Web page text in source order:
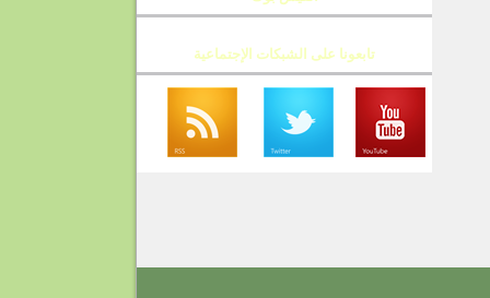
تابعونا على الشبكات الإجتماعية